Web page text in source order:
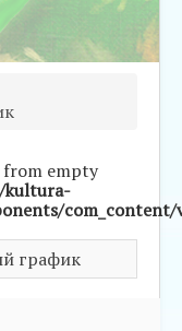
обучающимся
empty
kultura-
график